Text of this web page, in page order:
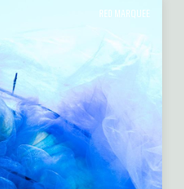
RED MARQUEE